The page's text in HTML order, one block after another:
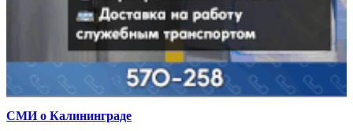
СМИ о Калининграде